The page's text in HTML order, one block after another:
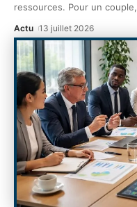
ressources. Pour un couple,
Actu 13 juillet 2026